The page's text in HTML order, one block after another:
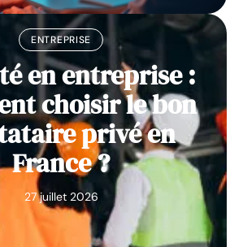
ENTREPRISE
en entreprise :
choisir le bon
privé en
France ?
27 juillet 2026